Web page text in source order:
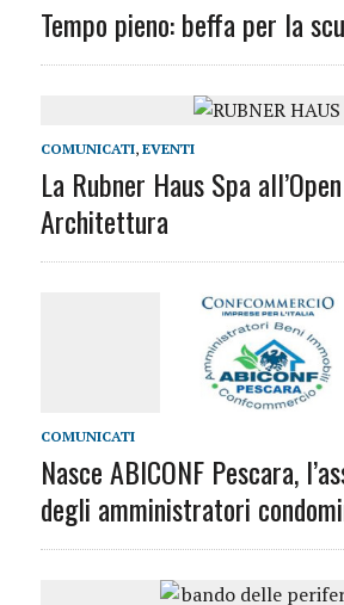
Tempo pieno: beffa per la
COMUNICATI, EVENTI
La Rubner Haus Spa
Architettura
COMUNICATI
Nasce ABICONF Pescara,
degli amministratori